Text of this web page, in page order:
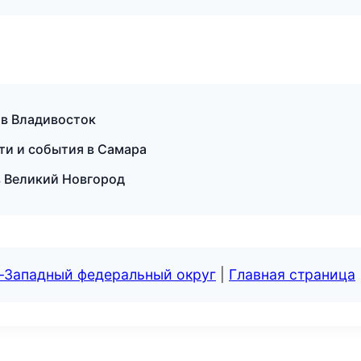
Владивосток
и события в Самара
Новгород
федеральный округ Главная страница